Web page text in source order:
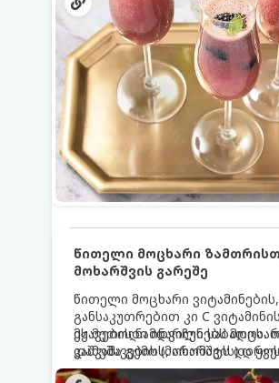
წითელი მოცხარი
მოხარშვის გარეშე
წითელი მოცხარი ვიტამინების,
განსაკუთრებით კი C
მჟავების ნამდვილი საბადოა.
დამუშავების (მოხარშვის)
ნივთიერებების დიდი ნაწილი
ეს მეთოდი ინარჩუნებს
კაშკაშა გემოს, არომატს და
თვისებას.